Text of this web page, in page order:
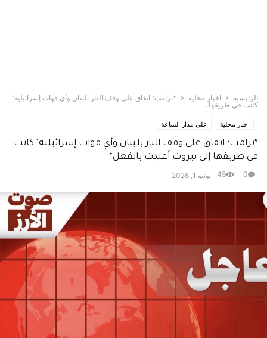
الرئيسية اخبار محلية
*ترامب؛ اتفاق على وقف النار بلبنان وأي قوات إسرائيلية’
كانت في طريقها...
اخبار محلية على مدار الساعة
*ترامب؛ اتفاق على وقف النار بلبنان وأي قوات إسرائيلية’ كانت
في طريقها إلى بيروت أعيدت بالفعل*
يونيو 1, 2026 0
49